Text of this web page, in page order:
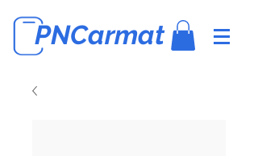
PNCarmat